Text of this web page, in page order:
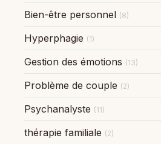
Bien-être personnel (8)
Hyperphagie (1)
Gestion des émotions (13)
Problème de couple (2)
Psychanalyste (11)
thérapie familiale (2)